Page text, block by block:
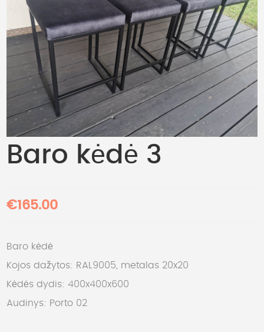
Baro kėdė 3
€165.00
Baro kėdė
Kojos dažytos: RAL9005, metalas 20x20
Kėdės dydis: 400x400x600
Audinys: Porto 02